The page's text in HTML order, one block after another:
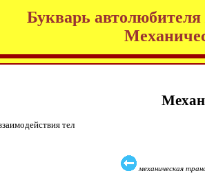
Букварь
тел
механическая